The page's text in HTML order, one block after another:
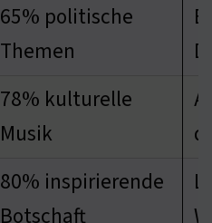
65% politische
Themen
78% kulturelle
Musik
80% inspirierende
Botschaft